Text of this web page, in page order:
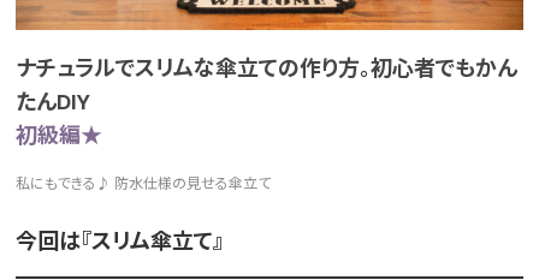
ナチュラルでスリムな傘立ての作り方。初心者でもかん
たんDIY
初級編★
私にもできる♪ 防水仕様の見せる傘立て
今回は『スリム傘立て』